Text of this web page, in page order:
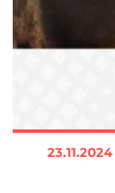
23.11.2024